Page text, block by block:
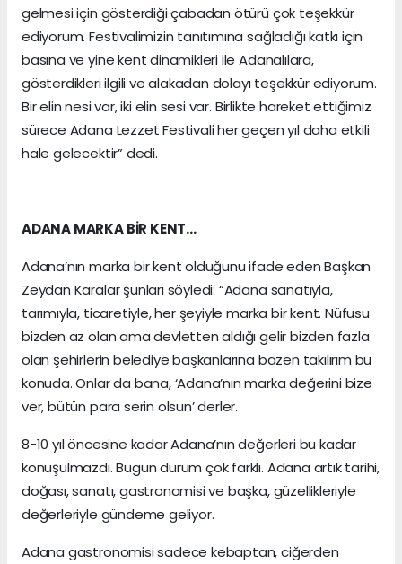
gelmesi için gösterdiği çabadan ötürü çok teşekkür
ediyorum. Festivalimizin tanıtımına sağladığı katkı için
basına ve yine kent dinamikleri ile Adanalılara,
gösterdikleri ilgili ve alakadan dolayı teşekkür ediyorum.
Bir elin nesi var, iki elin sesi var. Birlikte hareket ettiğimiz
sürece Adana Lezzet Festivali her geçen yıl daha etkili
hale gelecektir” dedi.
ADANA MARKA BİR KENT…
Adana’nın marka bir kent olduğunu ifade eden Başkan
Zeydan Karalar şunları söyledi: “Adana sanatıyla,
tarımıyla, ticaretiyle, her şeyiyle marka bir kent. Nüfusu
bizden az olan ama devletten aldığı gelir bizden fazla
olan şehirlerin belediye başkanlarına bazen takılırım bu
konuda. Onlar da bana, ‘Adana’nın marka değerini bize
ver, bütün para serin olsun’ derler.
8-10 yıl öncesine kadar Adana’nın değerleri bu kadar
konuşulmazdı. Bugün durum çok farklı. Adana artık tarihi,
doğası, sanatı, gastronomisi ve başka, güzellikleriyle
değerleriyle gündeme geliyor.
Adana gastronomisi sadece kebaptan, ciğerden